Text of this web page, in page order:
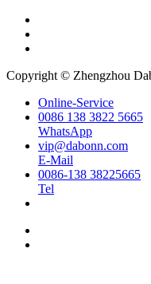
Copyright © Zhengzhou
Online-Service
0086 138 3822 5665
WhatsApp
vip@dabonn.com
E-Mail
0086-138 38225665
Tel